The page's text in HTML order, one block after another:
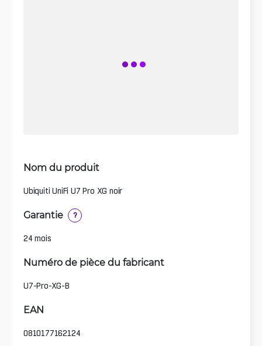
Nom du produit
Ubiquiti UniFi U7 Pro XG noir
Garantie ?
24 mois
Numéro de pièce du fabricant
U7-Pro-XG-B
EAN
0810177162124